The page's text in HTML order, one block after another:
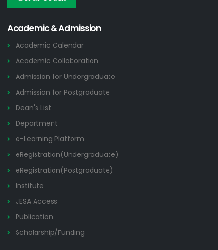
ডুয়েট এর পুরাতন/অকেজো/পরিত্যক্ত মালমাল নিলামে বিক্রির নিলাম বিজ্ঞপ্তি
Academic & Admission
Academic Calendar
Academic Collaboration
Admission for Undergraduate
Admission for Postgraduate
Dean's List
Department
e-Learning Platform
eRegistration(Undergraduate)
eRegistration(Postgraduate)
Institute
JESA Access
Publication
Scholarship/Funding